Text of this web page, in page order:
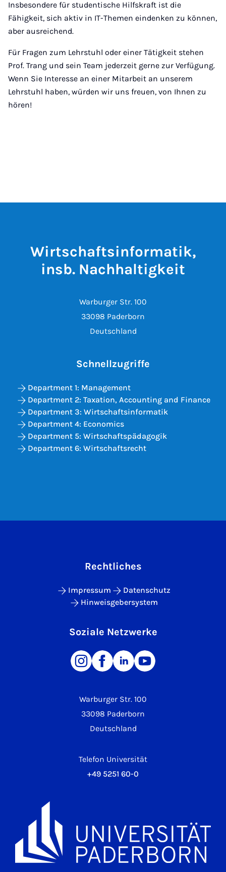
Insbesondere für studentische Hilfskraft ist die
Fähigkeit, sich aktiv in IT-Themen eindenken zu können,
aber ausreichend.
Für Fragen zum Lehrstuhl oder einer Tätigkeit stehen
Prof. Trang und sein Team jederzeit gerne zur Verfügung.
Wenn Sie Interesse an einer Mitarbeit an unserem
Lehrstuhl haben, würden wir uns freuen, von Ihnen zu
hören!
Wirtschaftsinformatik,
insb. Nachhaltigkeit
Warburger Str. 100
33098 Paderborn
Deutschland
Schnellzugriffe
Department 1: Management
Department 2: Taxation, Accounting and Finance
Department 3: Wirtschaftsinformatik
Department 4: Economics
Department 5: Wirtschaftspädagogik
Department 6: Wirtschaftsrecht
Warburger Str. 100
33098 Paderborn
Deutschland
Telefon Universität
+49 5251 60-0
Rechtliches
Impressum
Datenschutz
Hinweisgebersystem
Soziale Netzwerke